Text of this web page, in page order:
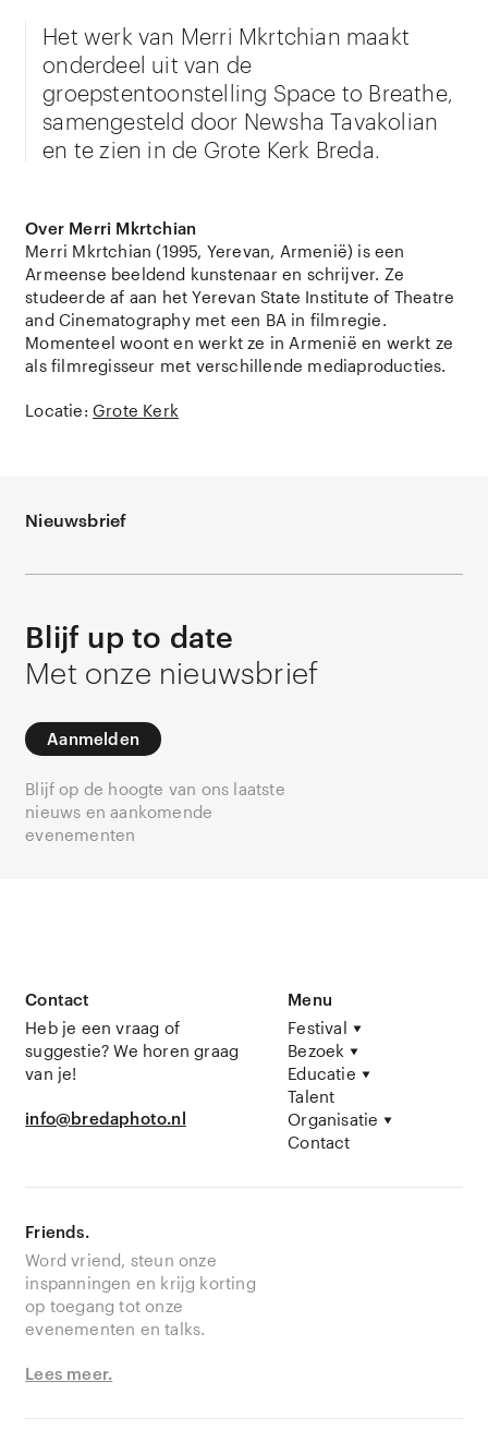
Het werk van Merri Mkrtchian maakt
onderdeel uit van de
groepstentoonstelling Space to Breathe,
samengesteld door Newsha Tavakolian
en te zien in de Grote Kerk Breda.
Over Merri Mkrtchian
Merri Mkrtchian (1995, Yerevan, Armenië) is een
Armeense beeldend kunstenaar en schrijver. Ze
studeerde af aan het Yerevan State Institute of Theatre
and Cinematography met een BA in filmregie.
Momenteel woont en werkt ze in Armenië en werkt ze
als filmregisseur met verschillende mediaproducties.
Locatie:Grote Kerk
Nieuwsbrief
Blijf up to date
Met onze nieuwsbrief
Aanmelden
Blijf op de hoogte van ons laatste
nieuws en aankomende
evenementen
Contact
Heb je een vraag of
suggestie? We horen graag
van je!
info@bredaphoto.nl
Menu
Festival
Bezoek
Educatie
Talent
Organisatie
Contact
Friends.
Word vriend, steun onze
inspanningen en krijg korting
op toegang tot onze
evenementen en talks.
Lees meer.